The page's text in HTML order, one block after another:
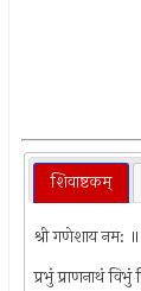
शिवाष्टकम्
श्री गणेशाय नम: ॥
प्रभुं प्राणनाथं विभुं